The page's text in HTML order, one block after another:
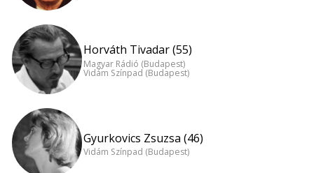
Horváth Tivadar (55)
Magyar Rádió (Budapest)
Vidám Színpad (Budapest)
Gyurkovics Zsuzsa (46)
Vidám Színpad (Budapest)